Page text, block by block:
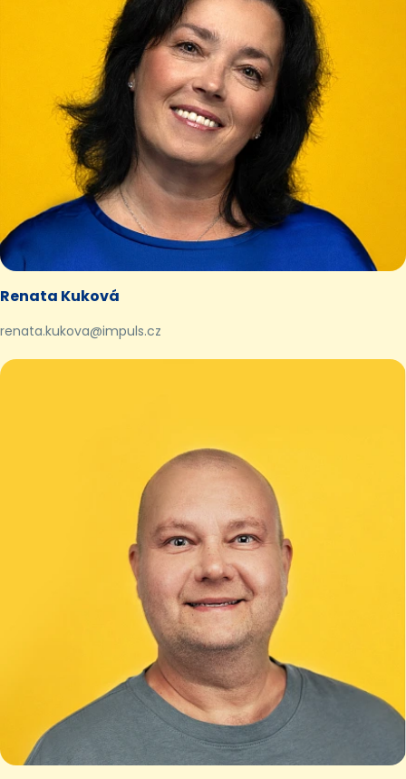
Renata Kuková
renata.kukova@impuls.cz